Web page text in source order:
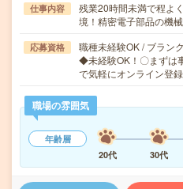
仕事内容
残業20時間未満で程よ
境！精密電子部品の機
応募資格
職種未経験OK / ブラン
◆未経験OK！〇まずは
で気軽にオンライン登
職場の雰囲気
年齢層
20代
30代